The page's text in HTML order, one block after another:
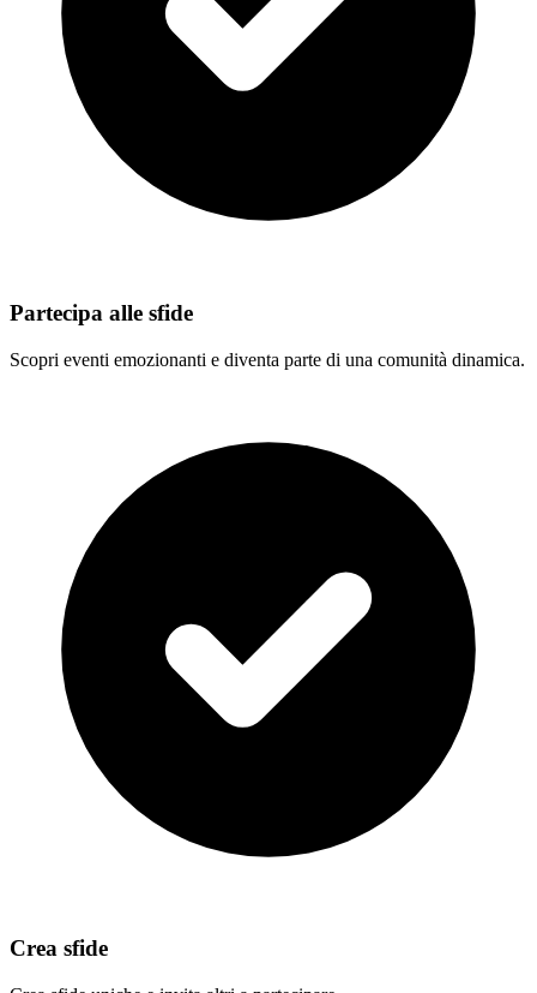
Partecipa alle sfide
Scopri eventi emozionanti e diventa parte di una comunità dinamica.
Crea sfide